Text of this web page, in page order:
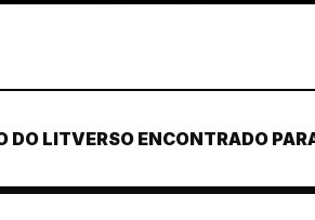
DO LITVERSO ENCONTRADO